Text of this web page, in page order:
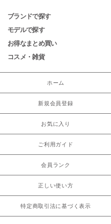
ブランドで探す
モデルで探す
お得なまとめ買い
コスメ・雑貨
ホーム
新規会員登録
お気に入り
ご利用ガイド
会員ランク
正しい使い方
特定商取引法に基づく表示